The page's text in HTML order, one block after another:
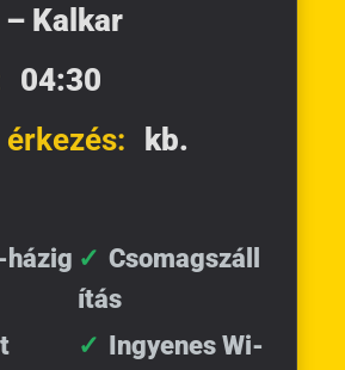
– Kalkar
04:30
kb.
házig
Csomagszáll
ítás
Ingyenes Wi-